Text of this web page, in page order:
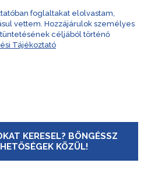
foglaltakat elolvastam,
vettem. Hozzájárulok személyes
céljából történő
Tájékoztató
KERESEL? BÖNGÉSSZ
KÖZÜL!